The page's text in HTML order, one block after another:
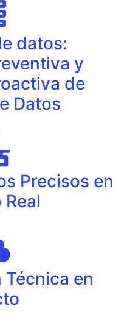
datos:
y
de
Datos
Precisos en
en